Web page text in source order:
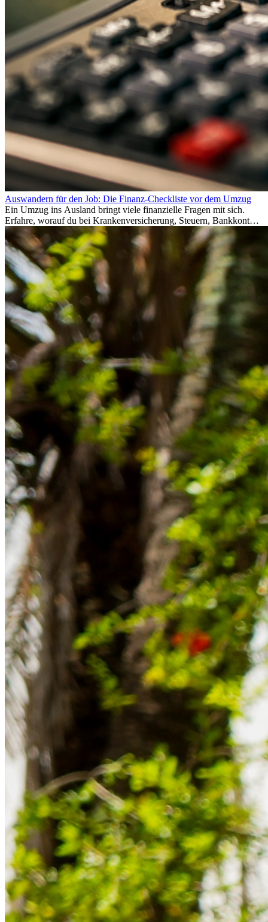
Auswandern für den Job: Die Finanz-Checkliste vor dem Umzug
Ein Umzug ins Ausland bringt viele finanzielle Fragen mit sich.
Erfahre, worauf du bei Krankenversicherung, Steuern, Bankkonto,
Rücklagen und Budgetplanung achten solltest, damit dein Neustart
im Ausland reibungslos gelingt.